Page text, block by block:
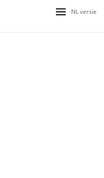
NL versie